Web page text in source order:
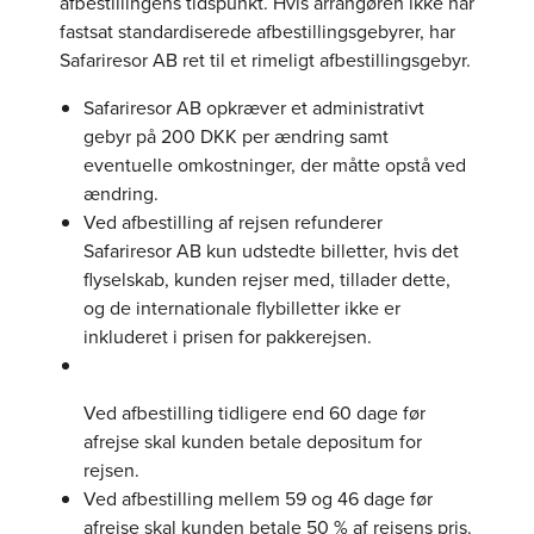
fastsat standardiserede afbestillingsgebyrer, har
Safariresor AB ret til et rimeligt afbestillingsgebyr.
Safariresor AB opkræver et administrativt
gebyr på 200 DKK per ændring samt
eventuelle omkostninger, der måtte opstå ved
ændring.
Ved afbestilling af rejsen refunderer
Safariresor AB kun udstedte billetter, hvis det
flyselskab, kunden rejser med, tillader dette,
og de internationale flybilletter ikke er
inkluderet i prisen for pakkerejsen.
Ved afbestilling tidligere end 60 dage før
afrejse skal kunden betale depositum for
rejsen.
Ved afbestilling mellem 59 og 46 dage før
afrejse skal kunden betale 50 % af rejsens pris.